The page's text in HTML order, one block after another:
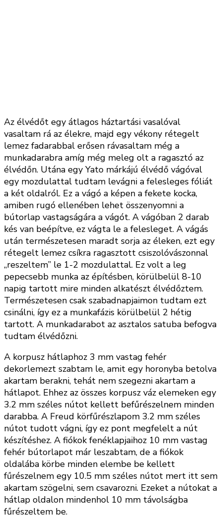
Az élvédőt egy átlagos háztartási vasalóval
vasaltam rá az élekre, majd egy vékony rétegelt
lemez fadarabbal erősen rávasaltam még a
munkadarabra amíg még meleg olt a ragasztó az
élvédőn. Utána egy Yato márkájú élvédő vágóval
egy mozdulattal tudtam levágni a felesleges fóliát
a két oldalról. Ez a vágó a képen a fekete kocka,
amiben rugó ellenében lehet összenyomni a
bútorlap vastagságára a vágót. A vágóban 2 darab
kés van beépítve, ez vágta le a felesleget. A vágás
után természetesen maradt sorja az éleken, ezt egy
rétegelt lemez csíkra ragasztott csiszolóvászonnal
„reszeltem” le 1-2 mozdulattal. Ez volt a leg
pepecsebb munka az építésben, körülbelül 8-10
napig tartott mire minden alkatészt élvédőztem.
Természetesen csak szabadnapjaimon tudtam ezt
csinálni, így ez a munkafázis körülbelül 2 hétig
tartott. A munkadarabot az asztalos satuba befogva
tudtam élvédőzni.
A korpusz hátlaphoz 3 mm vastag fehér
dekorlemezt szabtam le, amit egy horonyba betolva
akartam berakni, tehát nem szegezni akartam a
hátlapot. Ehhez az összes korpusz váz elemeken egy
3.2 mm széles nútot kellett befűrészelnem minden
darabba. A Freud körfűrészlapom 3.2 mm széles
nútot tudott vágni, így ez pont megfelelt a nút
készítéshez. A fiókok fenéklapjaihoz 10 mm vastag
fehér bútorlapot már leszabtam, de a fiókok
oldalába körbe minden elembe be kellett
fűrészelnem egy 10.5 mm széles nútot mert itt sem
akartam szögelni, sem csavarozni. Ezeket a nútokat a
hátlap oldalon mindenhol 10 mm távolságba
fűrészeltem be.